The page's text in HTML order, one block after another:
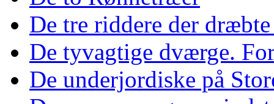
De tre riddere der
De tyvagtige dværge.
De underjordiske på